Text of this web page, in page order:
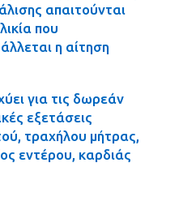
απαιτούνται
που
η αίτηση
για τις δωρεάν
εξετάσεις
τραχήλου μήτρας,
εντέρου, καρδιάς